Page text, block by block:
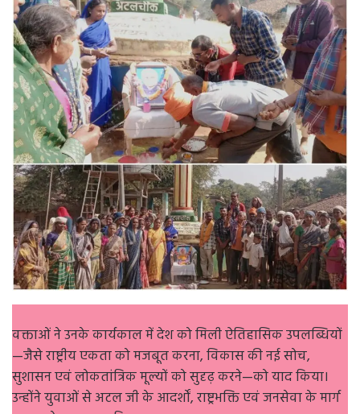
वक्ताओं ने उनके कार्यकाल में देश को मिली ऐतिहासिक उपलब्धियों
—जैसे राष्ट्रीय एकता को मजबूत करना, विकास की नई सोच,
सुशासन एवं लोकतांत्रिक मूल्यों को सुदृढ़ करने—को याद किया।
उन्होंने युवाओं से अटल जी के आदर्शों, राष्ट्रभक्ति एवं जनसेवा के मार्ग